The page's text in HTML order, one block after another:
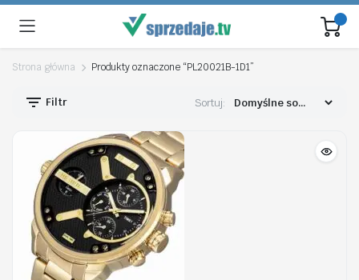
Strona główna Produkty oznaczone “PL20021B-1D1”
Filtr Sortuj: